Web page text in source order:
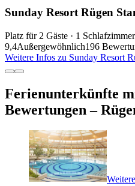
Sunday Resort Rügen
Platz für 2 Gäste · 1
9,4Außergewöhnlich196
Weitere Infos zu Sunday Resort
Ferienunterkünfte
Bewertungen –